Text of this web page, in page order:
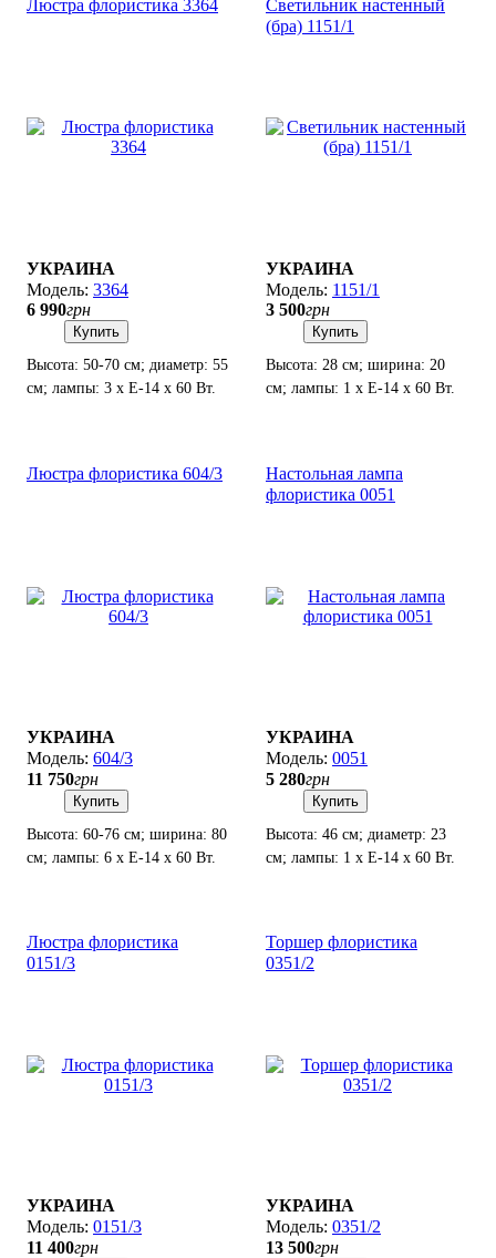
Люстра флористика 3364
УКРАИНА
3364
6 990грн
Купить
Высота: 50-70 см; диаметр: 55
см; лампы: 3 х Е-14 х 60 Вт.
Светильник настенный
(бра) 1151/1
УКРАИНА
1151/1
3 500грн
Купить
Высота: 28 см; ширина: 20
см; лампы: 1 х Е-14 х 60 Вт.
Люстра флористика 604/3
УКРАИНА
604/3
11 750грн
Купить
Высота: 60-76 см; ширина: 80
см; лампы: 6 х Е-14 х 60 Вт.
Настольная лампа
флористика 0051
УКРАИНА
0051
5 280грн
Купить
Высота: 46 см; диаметр: 23
см; лампы: 1 х Е-14 х 60 Вт.
Люстра флористика
0151/3
УКРАИНА
0151/3
11 400грн
Торшер флористика
0351/2
УКРАИНА
0351/2
13 500грн